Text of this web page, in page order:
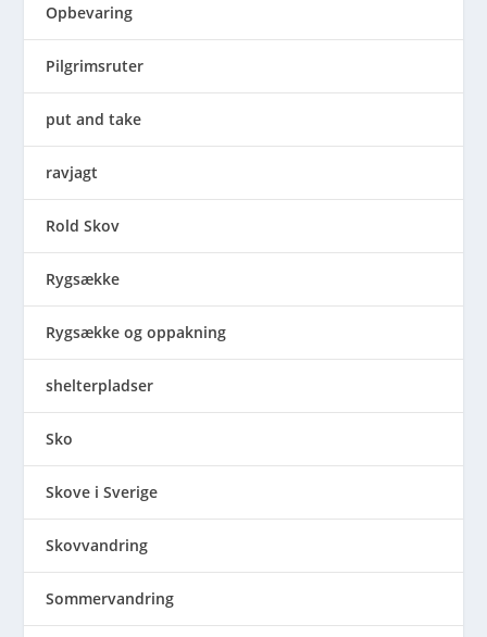
Opbevaring
Pilgrimsruter
put and take
ravjagt
Rold Skov
Rygsække
Rygsække og oppakning
shelterpladser
Sko
Skove i Sverige
Skovvandring
Sommervandring